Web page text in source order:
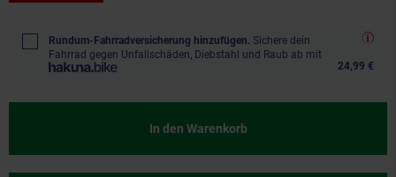
Rundum-Fahrradversicherung hinzufügen. Sichere dein
Fahrrad gegen Unfallschäden, Diebstahl und Raub ab mit
24,99 €
In den Warenkorb